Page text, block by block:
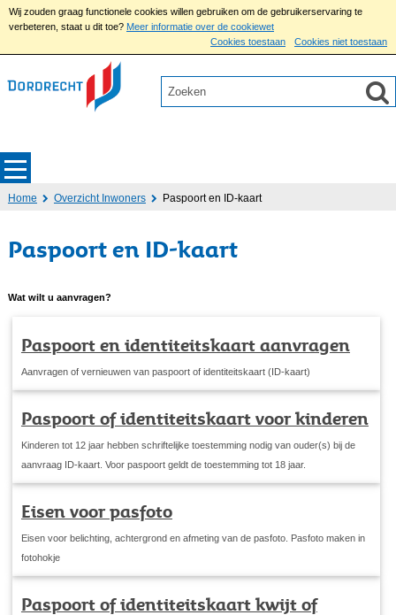
Wij zouden graag functionele cookies willen gebruiken om de gebruikerservaring te
verbeteren, staat u dit toe? Meer informatie over de cookiewet
Cookies toestaan
Cookies niet toestaan
Home Overzicht Inwoners Paspoort en ID-kaart
Paspoort en ID-kaart
Wat wilt u aanvragen?
Paspoort en identiteitskaart aanvragen
Aanvragen of vernieuwen van paspoort of identiteitskaart (ID-kaart)
Paspoort of identiteitskaart voor kinderen
Kinderen tot 12 jaar hebben schriftelijke toestemming nodig van ouder(s) bij de
aanvraag ID-kaart. Voor paspoort geldt de toestemming tot 18 jaar.
Eisen voor pasfoto
Eisen voor belichting, achtergrond en afmeting van de pasfoto. Pasfoto maken in
fotohokje
Paspoort of identiteitskaart kwijt of